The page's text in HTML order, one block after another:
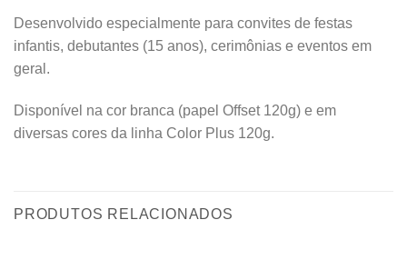
Desenvolvido especialmente para convites de festas
infantis, debutantes (15 anos), cerimônias e eventos em
geral.
Disponível na cor branca (papel Offset 120g) e em
diversas cores da linha Color Plus 120g.
PRODUTOS RELACIONADOS